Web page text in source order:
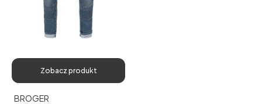
Zobacz produkt
Producent
BROGER